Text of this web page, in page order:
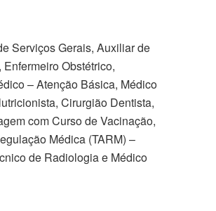
Serviços Gerais, Auxiliar de
Obstétrico,
– Atenção Básica, Médico
Cirurgião Dentista,
com Curso de Vacinação,
Médica (TARM) –
de Radiologia e Médico